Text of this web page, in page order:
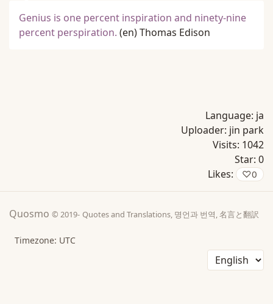
Genius is one percent inspiration and ninety-nine
percent perspiration. (en)Thomas Edison
Language: ja
Uploader: jin park
Visits: 1042
Star: 0
Likes:
♡0
Quosmo © 2019- Quotes and Translations, 명언과 번역, 名言と翻訳
Timezone: UTC